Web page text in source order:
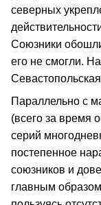
северных
Союзники
его не смогли.
Параллельно с
(всего за время
серий
постепенное
союзников и
главным